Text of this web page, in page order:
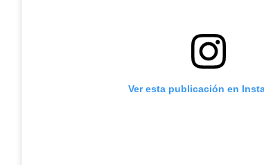
Ver esta publicación en